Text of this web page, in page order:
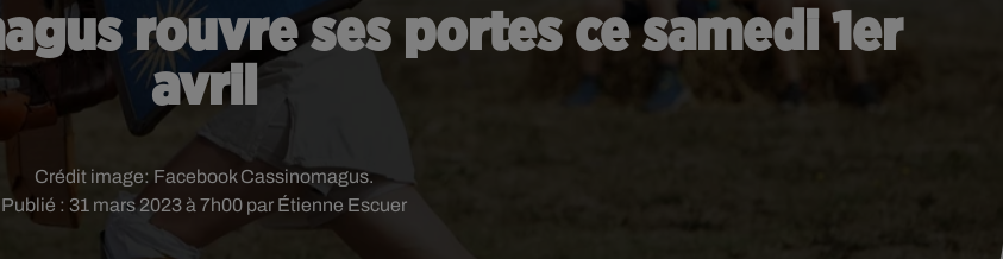
rouvre ses portes ce samedi 1er
avril
Publié : 31 mars 2023 à 7h00 par Étienne Escuer
Crédit image: Facebook Cassinomagus.